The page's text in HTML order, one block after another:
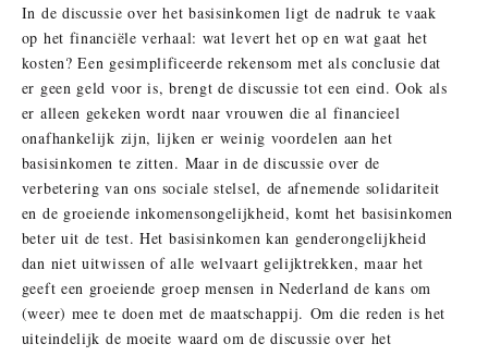
In de discussie over het basisinkomen ligt de nadruk te vaak
op het financiële verhaal: wat levert het op en wat gaat het
kosten? Een gesimplificeerde rekensom met als conclusie dat
er geen geld voor is, brengt de discussie tot een eind. Ook als
er alleen gekeken wordt naar vrouwen die al financieel
onafhankelijk zijn, lijken er weinig voordelen aan het
basisinkomen te zitten. Maar in de discussie over de
verbetering van ons sociale stelsel, de afnemende solidariteit
en de groeiende inkomensongelijkheid, komt het basisinkomen
beter uit de test. Het basisinkomen kan genderongelijkheid
dan niet uitwissen of alle welvaart gelijktrekken, maar het
geeft een groeiende groep mensen in Nederland de kans om
(weer) mee te doen met de maatschappij. Om die reden is het
uiteindelijk de moeite waard om de discussie over het